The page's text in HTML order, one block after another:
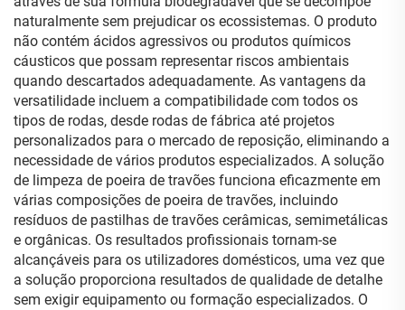
naturalmente sem prejudicar os ecossistemas. O produto
não contém ácidos agressivos ou produtos químicos
cáusticos que possam representar riscos ambientais
quando descartados adequadamente. As vantagens da
versatilidade incluem a compatibilidade com todos os
tipos de rodas, desde rodas de fábrica até projetos
personalizados para o mercado de reposição, eliminando a
necessidade de vários produtos especializados. A solução
de limpeza de poeira de travões funciona eficazmente em
várias composições de poeira de travões, incluindo
resíduos de pastilhas de travões cerâmicas, semimetálicas
e orgânicas. Os resultados profissionais tornam-se
alcançáveis para os utilizadores domésticos, uma vez que
a solução proporciona resultados de qualidade de detalhe
sem exigir equipamento ou formação especializados. O